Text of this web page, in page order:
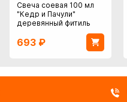
Свеча соевая 100 мл
"Кедр и Пачули"
деревянный фитиль
693 ₽